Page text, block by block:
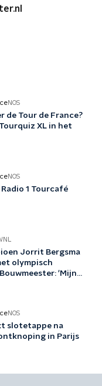
NOS
de Tour de France?
XL in het
NOS
1 Tourcafé
Jorrit Bergsma
olympisch
'Mijn
NOS
slotetappe na
in Parijs